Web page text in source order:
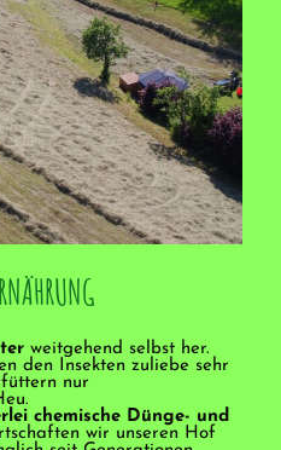
weitgehend selbst her.
den Insekten zuliebe sehr
nur
chemische Dünge- und
wir unseren Hof